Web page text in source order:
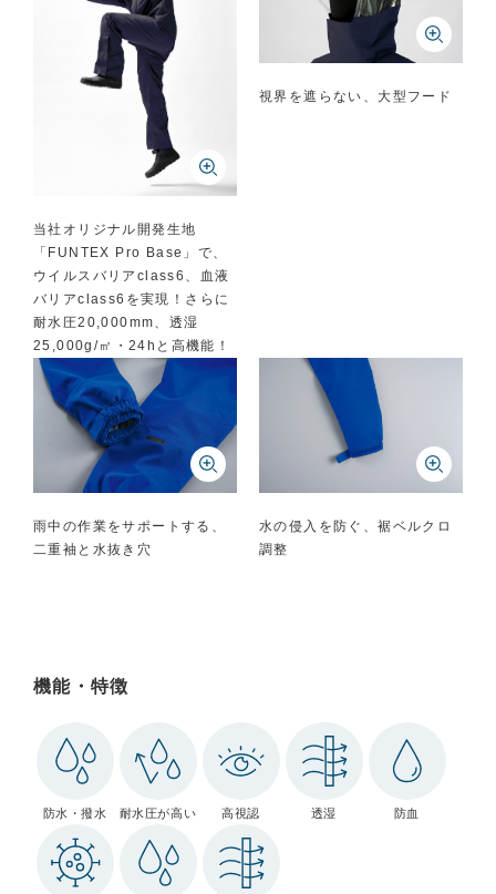
当社オリジナル開発生地
「FUNTEX Pro Base」で、
ウイルスバリアclass6、血液
バリアclass6を実現！さらに
耐水圧20,000mm、透湿
25,000g/㎡・24hと高機能！
視界を遮らない、大型フード
雨中の作業をサポートする、
二重袖と水抜き穴
水の侵入を防ぐ、裾ベルクロ
調整
機能・特徴
防水・撥水 耐水圧が高い 高視認 透湿 防血